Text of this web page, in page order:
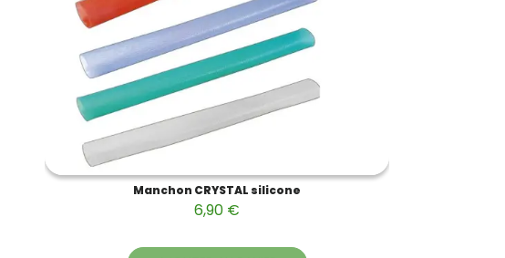
Manchon CRYSTAL silicone
6,90 €